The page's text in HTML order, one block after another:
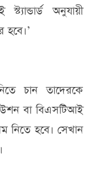
অনুযায়ী
চান তাদেরকে
বা বিএসটিআই
নিতে হবে। সেখান